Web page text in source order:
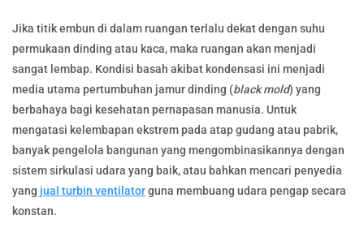
Jika titik embun di dalam ruangan terlalu dekat dengan suhu
permukaan dinding atau kaca, maka ruangan akan menjadi
sangat lembap. Kondisi basah akibat kondensasi ini menjadi
media utama pertumbuhan jamur dinding (black mold) yang
berbahaya bagi kesehatan pernapasan manusia. Untuk
mengatasi kelembapan ekstrem pada atap gudang atau pabrik,
banyak pengelola bangunan yang mengombinasikannya dengan
sistem sirkulasi udara yang baik, atau bahkan mencari penyedia
yang jual turbin ventilatorguna membuang udara pengap secara
konstan.